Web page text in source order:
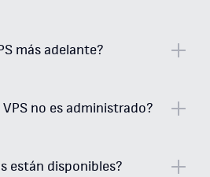
más adelante?
no es administrado?
están disponibles?